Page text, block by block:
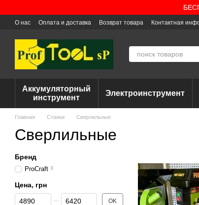
О нас Оплата и доставка Возврат товара Контактная
Аккумуляторный
инструмент
Электроинструмент
Главная Станки Сверлильные
Сверлильные
Бренд
ProCraft 3
Цена, грн
От Цена, грн
До Цена, грн OK